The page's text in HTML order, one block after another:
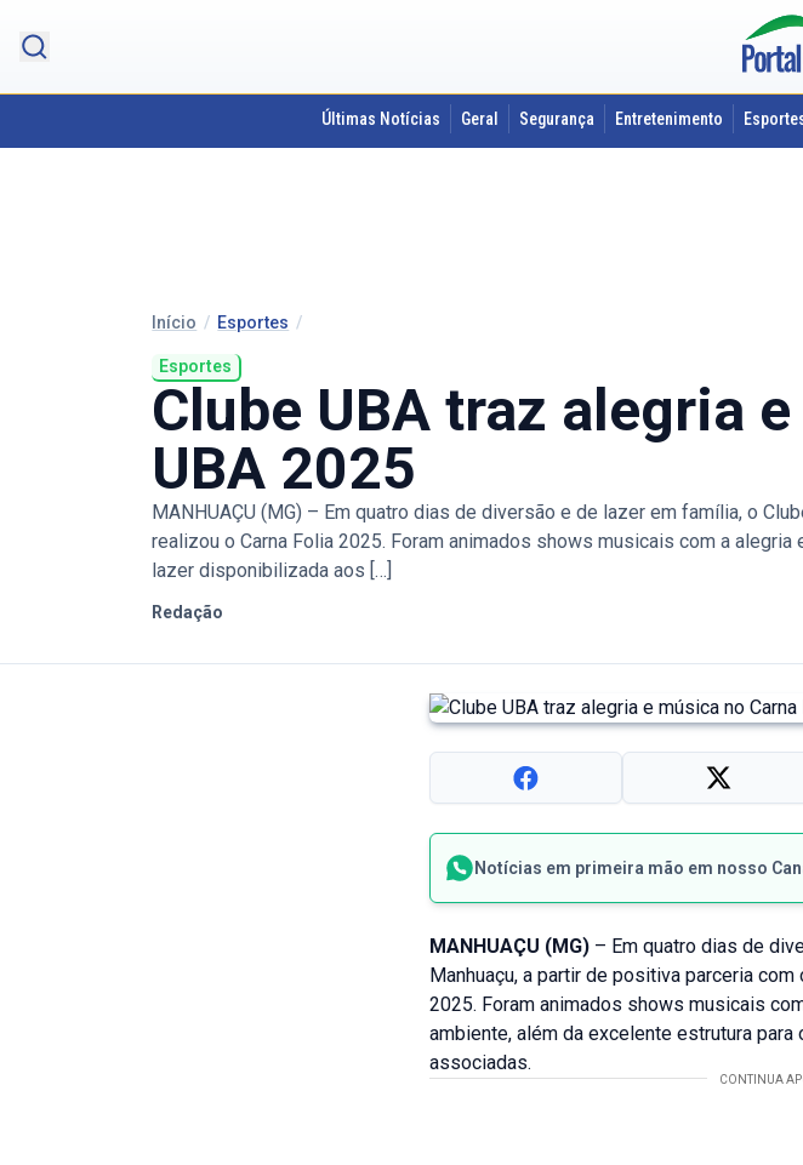
Últimas Notícias Geral Segurança Entretenimento
Início / Esportes /
Esportes
Clube UBA traz alegria
UBA 2025
MANHUAÇU (MG) – Em quatro dias de diversão e de lazer em família, o
realizou o Carna Folia 2025. Foram animados shows musicais com a
lazer disponibilizada aos […]
Redação
Notícias em primeira mão em nosso
MANHUAÇU (MG)– Em quatro dias de
Manhuaçu, a partir de positiva parceria
2025. Foram animados shows musicais
ambiente, além da excelente estrutura
associadas.